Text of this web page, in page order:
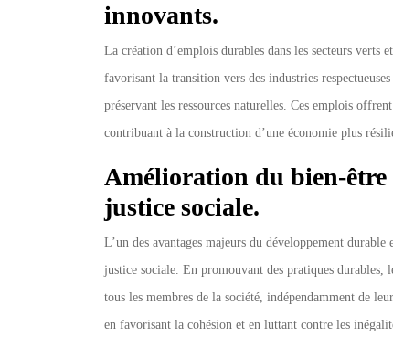
innovants.
La création d’emplois durables dans les secteurs verts
favorisant la transition vers des industries
préservant les ressources naturelles. Ces emplois
contribuant à la construction d’une économie plus
Amélioration du bien-
justice sociale.
L’un des avantages majeurs du développement
justice sociale. En promouvant des pratiques durables,
tous les membres de la société, indépendamment de
en favorisant la cohésion et en luttant contre les